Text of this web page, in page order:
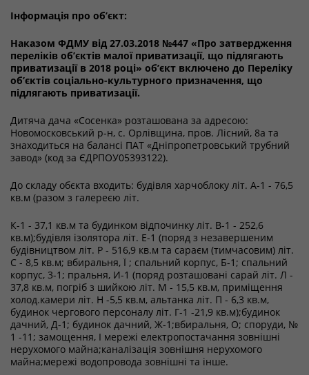
Інформація про об’єкт:
Наказом ФДМУ від 27.03.2018 №447 «Про затвердження
переліків об’єктів малої приватизації, що підлягають
приватизації в 2018 році» об’єкт включено до Переліку
об’єктів соціально-культурного призначення, що
підлягають приватизації.
Дитяча дача «Сосенка» розташована за адресою:
Новомосковський р-н, с. Орлівщина, пров. Лісний, 8а та
знаходиться на балансі ПАТ «Дніпропетровський трубний
завод» (код за ЄДРПОУ05393122).
До складу обєкта входить: будівля харчоблоку літ. А-1 - 76,5
кв.м (разом з галереєю літ.
К-1 - 37,1 кв.м та будинком відпочинку літ. В-1 - 252,6
кв.м);будівля ізолятора літ. Е-1 (поряд з незавершеним
будівництвом літ. Р - 516,9 кв.м та сараєм (тимчасовим) літ.
С - 8,5 кв.м; вбиральня, Ї ; спальний корпус, Б-1; спальний
корпус, 3-1; пральня, И-1 (поряд розташовані сарай літ. Л -
37,8 кв.м, погріб з шийкою літ. М - 15,5 кв.м, приміщення
холод.камери літ. Н -5,5 кв.м, альтанка літ. П - 6,3 кв.м,
будинок чергового персоналу літ. Г-1 -21,9 кв.м);будинок
дачний, Д-1; будинок дачний, Ж-1;вбиральня, О; споруди, №
1 -11; замощення, І мережі електропостачання зовнішні
нерухомого майна;каналізація зовнішня нерухомого
майна;мережі водопровода зовнішні та інше.